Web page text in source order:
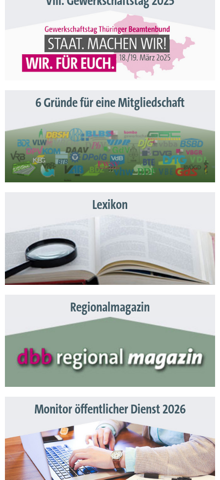
6 Gründe für eine Mitgliedschaft
Lexikon
Regionalmagazin
Monitor öffentlicher Dienst 2026